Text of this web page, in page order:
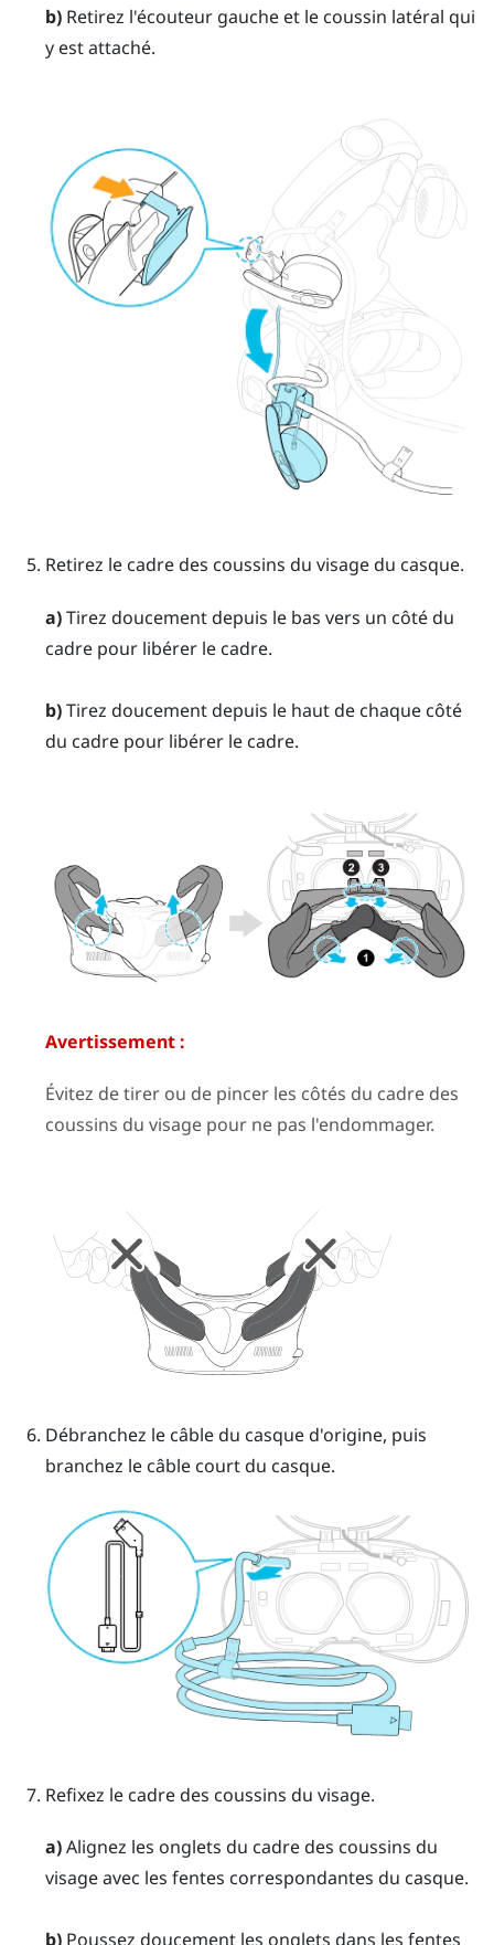
b)Retirez l'écouteur gauche et le coussin latéral qui
y est attaché.
Retirez le cadre des coussins du visage du casque.
a)Tirez doucement depuis le bas vers un côté du
cadre pour libérer le cadre.
b)Tirez doucement depuis le haut de chaque côté
du cadre pour libérer le cadre.
Avertissement :
Évitez de tirer ou de pincer les côtés du cadre des
coussins du visage pour ne pas l'endommager.
Débranchez le câble du casque d'origine, puis
branchez le câble court du casque.
Refixez le cadre des coussins du visage.
a)Alignez les onglets du cadre des coussins du
visage avec les fentes correspondantes du casque.
b)Poussez doucement les onglets dans les fentes